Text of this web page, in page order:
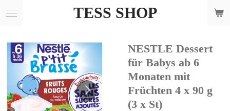
Skip
content
TESS SHOP
NESTLE Dessert
für Babys ab 6
Monaten mit
Früchten 4 x 90 g
(3 x St)